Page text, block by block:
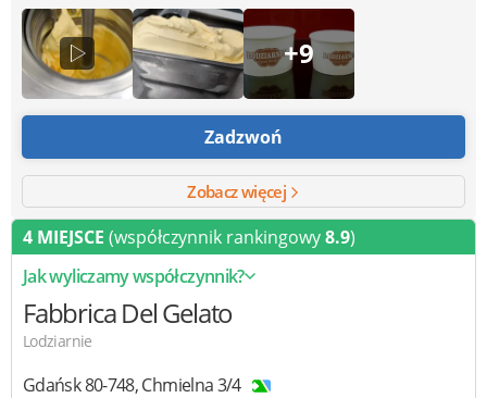
+9
Zadzwoń
Zobacz więcej
4 MIEJSCE (współczynnik rankingowy8.9)
Jak wyliczamy współczynnik?
Fabbrica Del Gelato
Lodziarnie
Gdańsk80-748,Chmielna 3/4